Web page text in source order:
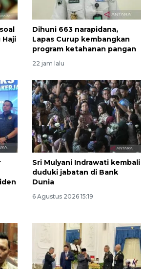
Haji
Dihuni 663 narapidana,
Lapas Curup kembangkan
program ketahanan pangan
22 jam lalu
Sri Mulyani Indrawati kembali
duduki jabatan di Bank
Dunia
6 Agustus 2026 15:19
08-06 13:15:00